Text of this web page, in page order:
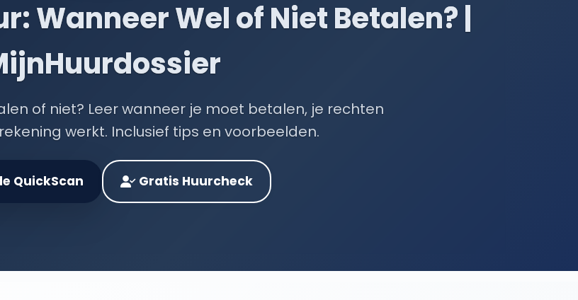
Wanneer Wel of Niet Betalen? |
of niet? Leer wanneer je moet betalen, je rechten
werkt. Inclusief tips en voorbeelden.
QuickScan Gratis Huurcheck